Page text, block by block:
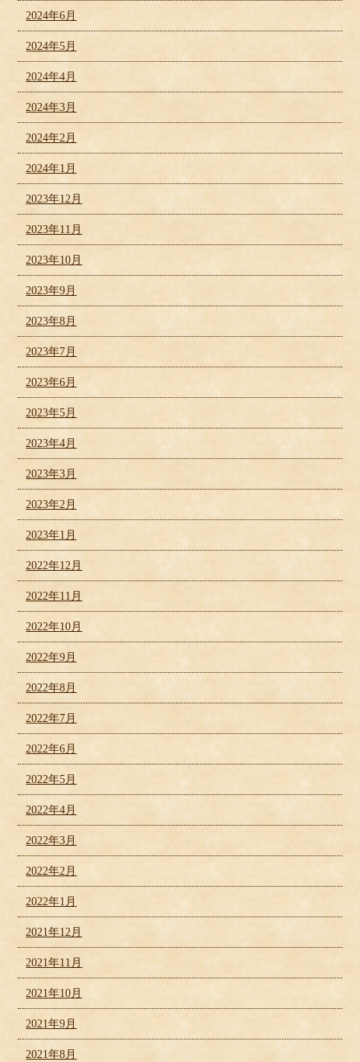
2024年6月
2024年5月
2024年4月
2024年3月
2024年2月
2024年1月
2023年12月
2023年11月
2023年10月
2023年9月
2023年8月
2023年7月
2023年6月
2023年5月
2023年4月
2023年3月
2023年2月
2023年1月
2022年12月
2022年11月
2022年10月
2022年9月
2022年8月
2022年7月
2022年6月
2022年5月
2022年4月
2022年3月
2022年2月
2022年1月
2021年12月
2021年11月
2021年10月
2021年9月
2021年8月